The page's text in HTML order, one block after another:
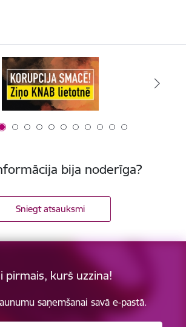
bija noderīga?
Sniegt atsauksmi
pirmais, kurš uzzina!
saņemšanai savā e-pastā.